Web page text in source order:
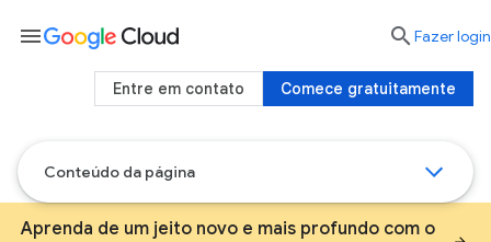
Conteúdo da página
Aprenda de um jeito novo e mais profundo com o
menu  Fazer login
Comece gratuitamente
Entre em contato